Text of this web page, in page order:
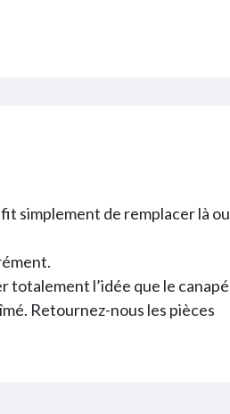
simplement de remplacer là ou
totalement l’idée que le canapé
Retournez-nous les pièces